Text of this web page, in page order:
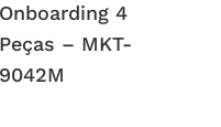
Onboarding 4
Peças – MKT-
9042M